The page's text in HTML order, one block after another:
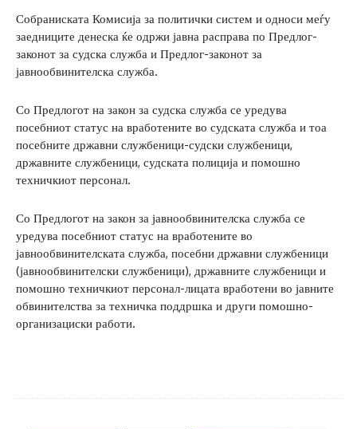
Собраниската Комисија за политички систем и односи меѓу
заедниците денеска ќе одржи јавна расправа по Предлог-
законот за судска служба и Предлог-законот за
јавнообвинителска служба.
Со Предлогот на закон за судска служба се уредува
посебниот статус на вработените во судската служба и тоа
посебните државни службеници-судски службеници,
државните службеници, судската полиција и помошно
техничкиот персонал.
Со Предлогот на закон за јавнообвинителска служба се
уредува посебниот статус на вработените во
јавнообвинителската служба, посебни државни службеници
(јавнообвинителски службеници), државните службеници и
помошно техничкиот персонал-лицата вработени во јавните
обвинителства за техничка поддршка и други помошно-
организациски работи.